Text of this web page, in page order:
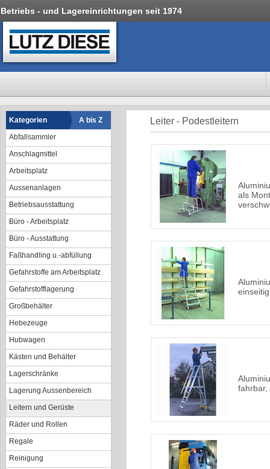
Betriebs - und Lagereinrichtungen seit 1974
Kategorien
A bis Z
Abfallsammler
Anschlagmittel
Arbeitsplatz
Aussenanlagen
Betriebsausstattung
Büro - Arbeitsplatz
Büro - Ausstattung
Faßhandling u.-abfüllung
Gefahrstoffe am Arbeitsplatz
Gefahrstofflagerung
Großbehälter
Hebezeuge
Hubwagen
Kästen und Behälter
Lagerschränke
Lagerung Aussenbereich
Leitern und Gerüste
Räder und Rollen
Regale
Reinigung
Leiter - Podestleitern
als
fahrbar,